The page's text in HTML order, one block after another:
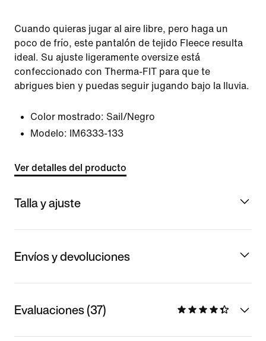
Cuando quieras jugar al aire libre, pero haga un
poco de frío, este pantalón de tejido Fleece resulta
ideal. Su ajuste ligeramente oversize está
confeccionado con Therma-FIT para que te
abrigues bien y puedas seguir jugando bajo la lluvia.
Color mostrado: Sail/Negro
Modelo:
IM6333-133
Ver detalles del producto
Talla y ajuste
Envíos y devoluciones
Evaluaciones (37)